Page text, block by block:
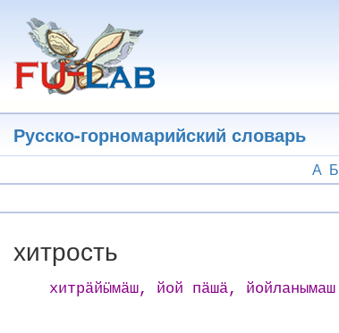
основному
содержанию
Русско-горномарийский словарь
А Б
хитрость
хитрӓйӹмӓш, йой пӓшӓ, йойланымаш